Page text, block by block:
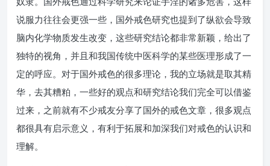
说服力往往会更强一些，国外戒色研究也提到了纵欲会导致
脑内化学物质发生改变，这些研究结论都非常新颖，给出了
独特的视角，并且和我国传统中医科学的某些医理形成了一
定的呼应。对于国外戒色的很多理论，我的立场就是取其精
华，去其糟粕，一些好的观点和研究结论我们完全可以借鉴
过来，之前就有不少戒友分享了国外的戒色文章，很多观点
都很具有启示意义，有利于拓展和加深我们对戒色的认识和
理解。